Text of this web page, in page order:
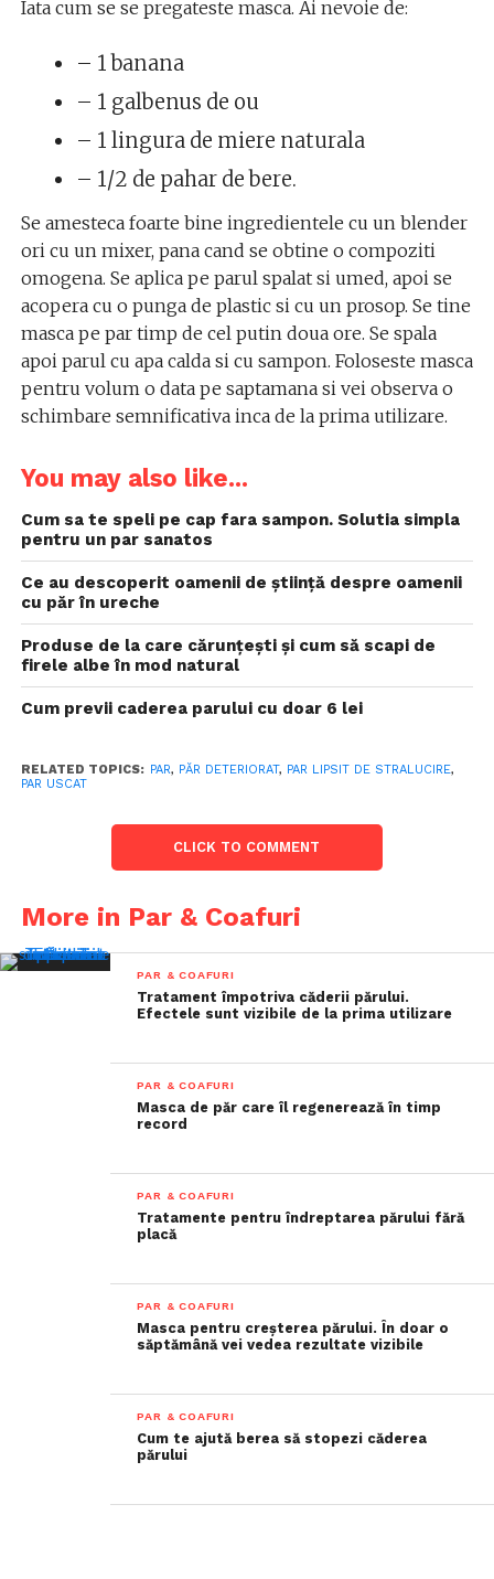
Iata cum se se pregateste masca. Ai nevoie de:
– 1 banana
– 1 galbenus de ou
– 1 lingura de miere naturala
– 1/2 de pahar de bere.
Se amesteca foarte bine ingredientele cu un blender
ori cu un mixer, pana cand se obtine o compoziti
omogena. Se aplica pe parul spalat si umed, apoi se
acopera cu o punga de plastic si cu un prosop. Se tine
masca pe par timp de cel putin doua ore. Se spala
apoi parul cu apa calda si cu sampon. Foloseste masca
pentru volum o data pe saptamana si vei observa o
schimbare semnificativa inca de la prima utilizare.
You may also like...
Cum sa te speli pe cap fara sampon. Solutia simpla
pentru un par sanatos
Ce au descoperit oamenii de știință despre oamenii
cu păr în ureche
Produse de la care cărunțești și cum să scapi de
firele albe în mod natural
Cum previi caderea parului cu doar 6 lei
RELATED TOPICS: PAR, PĂR DETERIORAT, PAR LIPSIT DE STRALUCIRE,
PAR USCAT
CLICK TO COMMENT
More in Par & Coafuri
PAR & COAFURI
Tratament împotriva căderii părului.
Efectele sunt vizibile de la prima utilizare
PAR & COAFURI
Masca de păr care îl regenerează în timp
record
PAR & COAFURI
Tratamente pentru îndreptarea părului fără
placă
PAR & COAFURI
Masca pentru creșterea părului. În doar o
săptămână vei vedea rezultate vizibile
PAR & COAFURI
Cum te ajută berea să stopezi căderea
părului